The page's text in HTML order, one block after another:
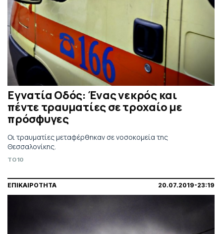
Εγνατία Οδός: Ένας νεκρός και
πέντε τραυματίες σε τροχαίο με
πρόσφυγες
Οι τραυματίες μεταφέρθηκαν σε νοσοκομεία της
Θεσσαλονίκης.
TO10
ΕΠΙΚΑΙΡΟΤΗΤΑ 20.07.2019-23:19